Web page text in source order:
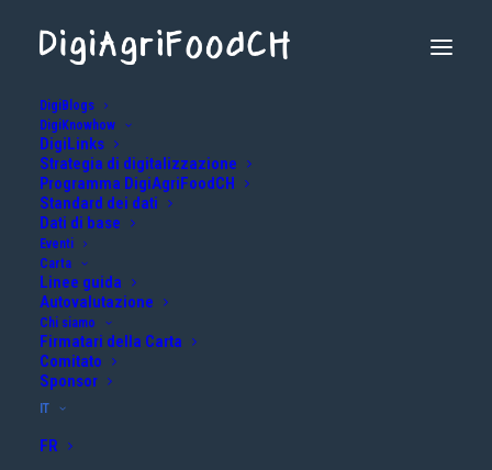
DigiBlogs
DigiKnowhow
DigiLinks
Strategia di digitalizzazione
Programma DigiAgriFoodCH
Standard dei dati
Dati di base
Eventi
Carta
Linee guida
Autovalutazione
Chi siamo
Firmatari della Carta
Comitato
Sponsor
IT
FR
Warning
/home/clients/b51a480d9447e78983f6f869cbfa2ba0/sites/
content/themes/uncode/vc_templates/